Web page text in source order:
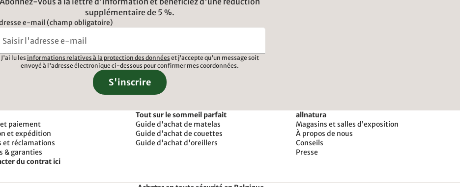
supplémentaire de 5 %.
e-mail (champ obligatoire)
J'ai lu les informations relatives à la protection des données et j'accepte qu'un message soit
envoyé à l'adresse électronique ci-dessous pour confirmer mes coordonnées.
S'inscrire
paiement
et expédition
et réclamations
& garanties
du contrat ici
Tout sur le sommeil parfait
Guide d'achat de matelas
Guide d'achat de couettes
Guide d'achat d'oreillers
allnatura
Magasins et salles d’exposition
À propos de nous
Conseils
Presse